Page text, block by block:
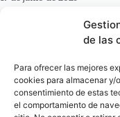
de las
Para ofrecer las mejores
cookies para almacenar y/
consentimiento de estas
el comportamiento de